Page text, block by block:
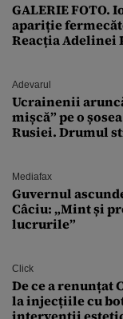
GALERIE FOTO.
apariție
Reacția Adelinei
Adevarul
Ucrainenii
mișcă” pe o
Rusiei. Drumul
Mediafax
Guvernul
Câciu: „Mint și
lucrurile”
Click
De ce a renunțat
la injecțiile cu